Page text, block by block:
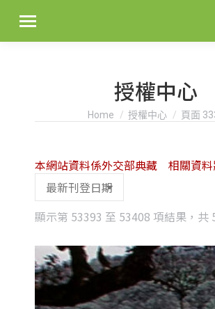
授權中心
You are here:
Home 授權中心 頁面
顯示第 53393 至 53408 項結果，共
本網站資料係外交部典藏 相關資料